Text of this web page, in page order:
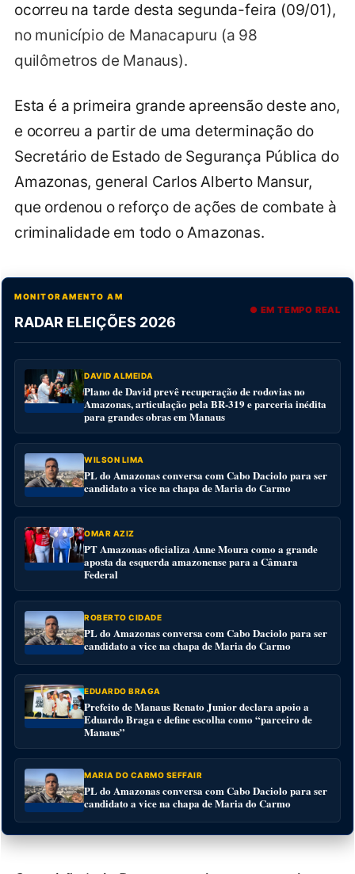
ocorreu na tarde desta segunda-feira (09/01),
no município de Manacapuru (a 98
quilômetros de Manaus).
Esta é a primeira grande apreensão deste ano,
e ocorreu a partir de uma determinação do
Secretário de Estado de Segurança Pública do
Amazonas, general Carlos Alberto Mansur,
que ordenou o reforço de ações de combate à
criminalidade em todo o Amazonas.
MONITORAMENTO AM
RADAR ELEIÇÕES 2026
● EM TEMPO REAL
DAVID ALMEIDA
Plano de David prevê recuperação de rodovias no
Amazonas, articulação pela BR-319 e parceria inédita
para grandes obras em Manaus
WILSON LIMA
PL do Amazonas conversa com Cabo Daciolo para ser
candidato a vice na chapa de Maria do Carmo
OMAR AZIZ
PT Amazonas oficializa Anne Moura como a grande
aposta da esquerda amazonense para a Câmara
Federal
ROBERTO CIDADE
PL do Amazonas conversa com Cabo Daciolo para ser
candidato a vice na chapa de Maria do Carmo
EDUARDO BRAGA
Prefeito de Manaus Renato Junior declara apoio a
Eduardo Braga e define escolha como “parceiro de
Manaus”
MARIA DO CARMO SEFFAIR
PL do Amazonas conversa com Cabo Daciolo para ser
candidato a vice na chapa de Maria do Carmo